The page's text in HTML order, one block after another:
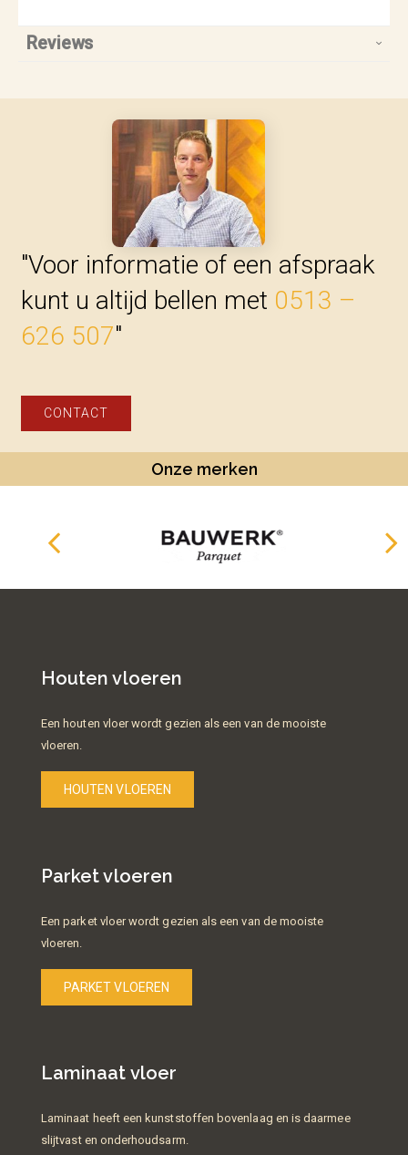
Reviews
"Voor informatie of een afspraak
kunt u altijd bellen met 0513 –
626 507"
CONTACT
Onze merken
Houten vloeren
Een houten vloer wordt gezien als een van de mooiste
vloeren.
HOUTEN VLOEREN
Parket vloeren
Een parket vloer wordt gezien als een van de mooiste
vloeren.
PARKET VLOEREN
Laminaat vloer
Laminaat heeft een kunststoffen bovenlaag en is daarmee
slijtvast en onderhoudsarm.